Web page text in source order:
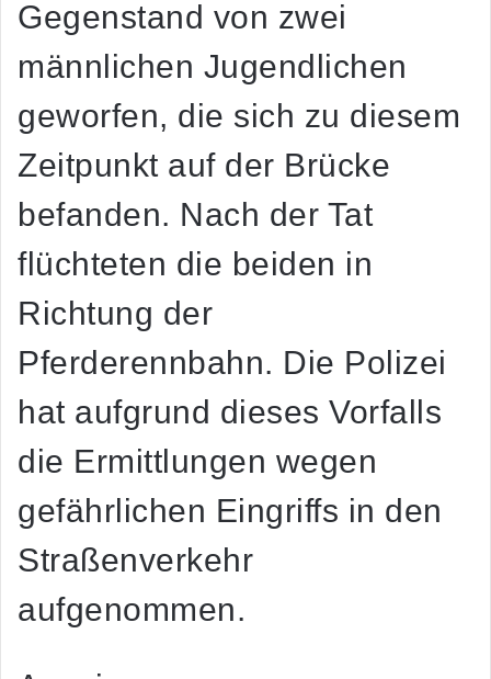
Gegenstand von zwei
männlichen Jugendlichen
geworfen, die sich zu diesem
Zeitpunkt auf der Brücke
befanden. Nach der Tat
flüchteten die beiden in
Richtung der
Pferderennbahn. Die Polizei
hat aufgrund dieses Vorfalls
die Ermittlungen wegen
gefährlichen Eingriffs in den
Straßenverkehr
aufgenommen.